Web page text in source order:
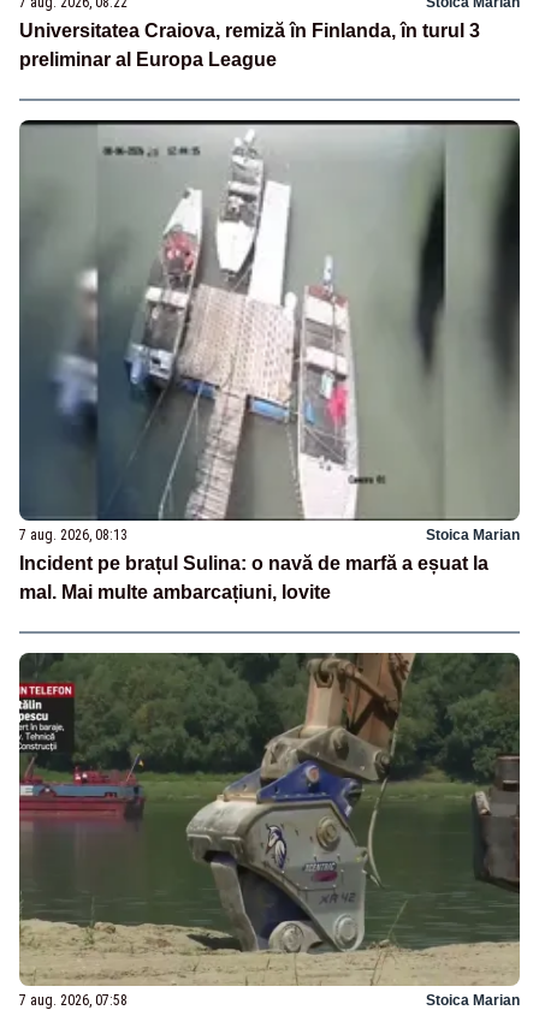
Universitatea Craiova, remiză în Finlanda, în turul 3
preliminar al Europa League
7 aug. 2026, 08:13 Stoica Marian
Incident pe brațul Sulina: o navă de marfă a eșuat la
mal. Mai multe ambarcațiuni, lovite
7 aug. 2026, 07:58 Stoica Marian